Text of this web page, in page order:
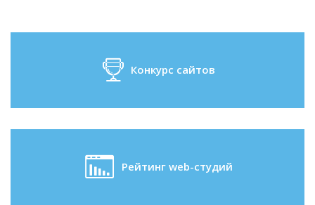
Конкурс сайтов
Рейтинг web-студий